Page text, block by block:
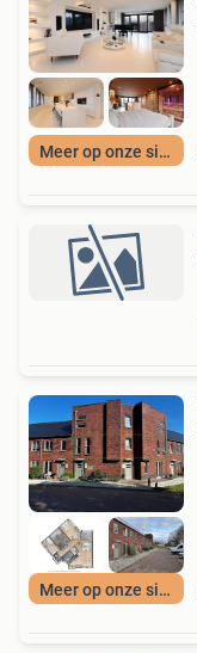
Meer op onze site
Meer op onze site